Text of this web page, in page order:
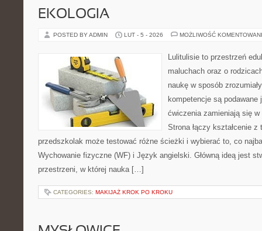
EKOLOGIA
POSTED BY ADMIN LUT - 5 - 2026 MOŻLIWOŚĆ
Lulitulisie to przestrzeń
maluchach oraz o
naukę w sposób
kompetencje są podawane
ćwiczenia zamieniają się
Strona łączy kształcenie
przedszkolak może testować różne ścieżki i wybierać to, co
Wychowanie fizyczne (WF) i Język angielski. Główną ideą jest
przestrzeni, w której nauka […]
CATEGORIES: MAKIJAŻ KROK PO KROKU